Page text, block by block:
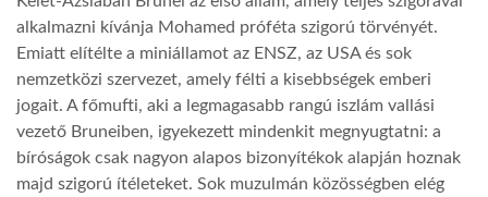
alkalmazni kívánja Mohamed próféta szigorú törvényét.
Emiatt elítélte a miniállamot az ENSZ, az USA és sok
nemzetközi szervezet, amely félti a kisebbségek emberi
jogait. A főmufti, aki a legmagasabb rangú iszlám vallási
vezető Bruneiben, igyekezett mindenkit megnyugtatni: a
bíróságok csak nagyon alapos bizonyítékok alapján hoznak
majd szigorú ítéleteket. Sok muzulmán közösségben elég